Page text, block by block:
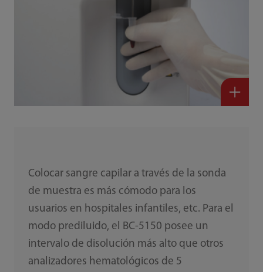
Colocar sangre capilar a través de la sonda
de muestra es más cómodo para los
usuarios en hospitales infantiles, etc. Para el
modo prediluido, el BC-5150 posee un
intervalo de disolución más alto que otros
analizadores hematológicos de 5